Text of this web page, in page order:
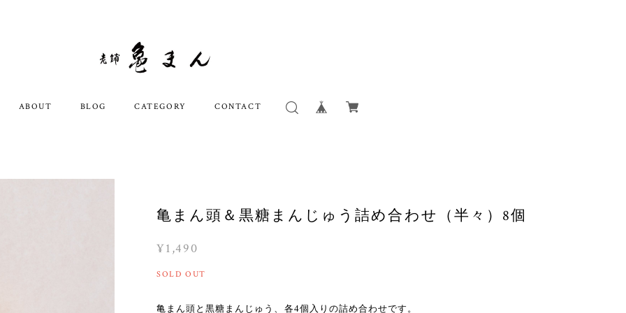
ABOUT BLOG CATEGORY CONTACT
亀まん頭＆黒糖まんじゅう詰め合わせ（半々）8個
¥1,490
SOLD OUT
亀まん頭と黒糖まんじゅう、各4個入りの詰め合わせです。